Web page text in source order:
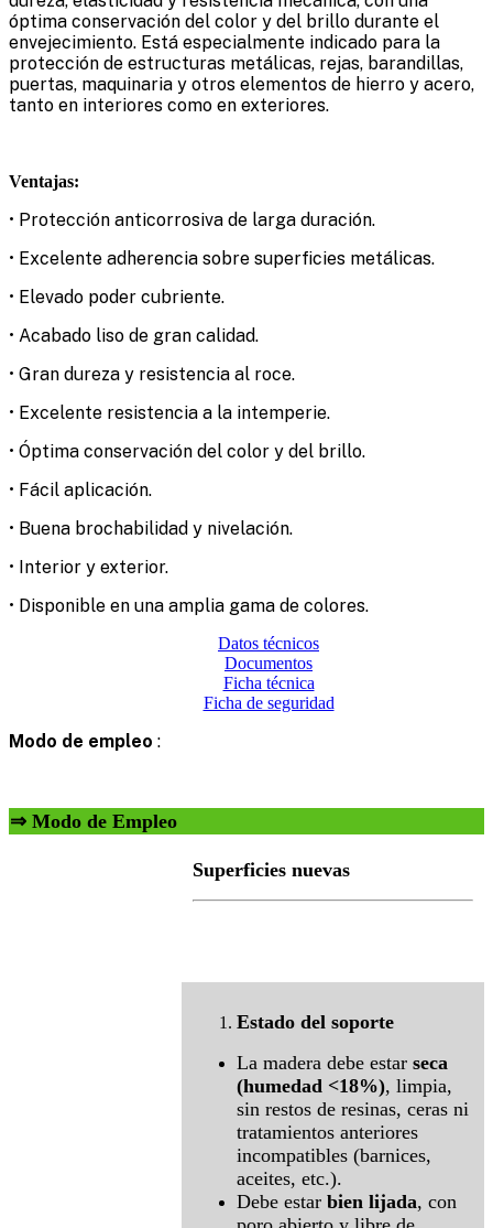
óptima conservación del color y del brillo durante el
envejecimiento. Está especialmente indicado para la
protección de estructuras metálicas, rejas, barandillas,
puertas, maquinaria y otros elementos de hierro y acero,
tanto en interiores como en exteriores.
Ventajas:
• Protección anticorrosiva de larga duración.
• Excelente adherencia sobre superficies metálicas.
• Elevado poder cubriente.
• Acabado liso de gran calidad.
• Gran dureza y resistencia al roce.
• Excelente resistencia a la intemperie.
• Óptima conservación del color y del brillo.
• Fácil aplicación.
• Buena brochabilidad y nivelación.
• Interior y exterior.
• Disponible en una amplia gama de colores.
Datos técnicos
Documentos
Ficha técnica
Ficha de seguridad
Modo de empleo :
⇒ Modo de Empleo
Superficies nuevas
Estado del soporte
La madera debe estar seca
(humedad <18%), limpia,
sin restos de resinas, ceras ni
tratamientos anteriores
incompatibles (barnices,
aceites, etc.).
Debe estar bien lijada, con